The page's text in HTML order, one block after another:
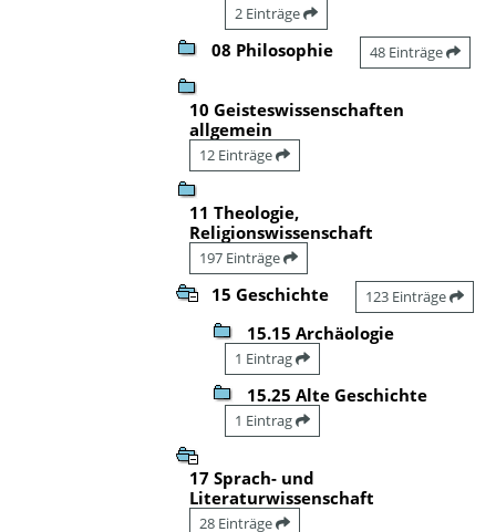
2 Einträge
08 Philosophie 48 Einträge
10 Geisteswissenschaften
allgemein
12 Einträge
11 Theologie,
Religionswissenschaft
197 Einträge
15 Geschichte 123 Einträge
15.15 Archäologie
1 Eintrag
15.25 Alte Geschichte
1 Eintrag
17 Sprach- und
Literaturwissenschaft
28 Einträge